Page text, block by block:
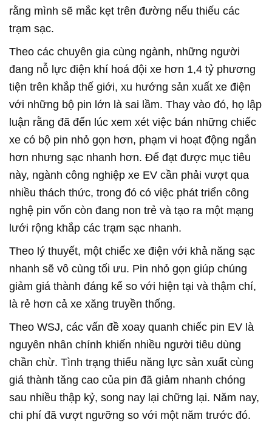
rằng mình sẽ mắc kẹt trên đường nếu thiếu các
trạm sạc.
Theo các chuyên gia cùng ngành, những người
đang nỗ lực điện khí hoá đội xe hơn 1,4 tỷ phương
tiện trên khắp thế giới, xu hướng sản xuất xe điện
với những bộ pin lớn là sai lầm. Thay vào đó, họ lập
luận rằng đã đến lúc xem xét việc bán những chiếc
xe có bộ pin nhỏ gọn hơn, phạm vi hoạt động ngắn
hơn nhưng sạc nhanh hơn. Để đạt được mục tiêu
này, ngành công nghiệp xe EV cần phải vượt qua
nhiều thách thức, trong đó có việc phát triển công
nghệ pin vốn còn đang non trẻ và tạo ra một mạng
lưới rộng khắp các trạm sạc nhanh.
Theo lý thuyết, một chiếc xe điện với khả năng sạc
nhanh sẽ vô cùng tối ưu. Pin nhỏ gọn giúp chúng
giảm giá thành đáng kể so với hiện tại và thậm chí,
là rẻ hơn cả xe xăng truyền thống.
Theo WSJ, các vấn đề xoay quanh chiếc pin EV là
nguyên nhân chính khiến nhiều người tiêu dùng
chần chừ. Tình trạng thiếu năng lực sản xuất cùng
giá thành tăng cao của pin đã giảm nhanh chóng
sau nhiều thập kỷ, song nay lại chững lại. Năm nay,
chi phí đã vượt ngưỡng so với một năm trước đó.